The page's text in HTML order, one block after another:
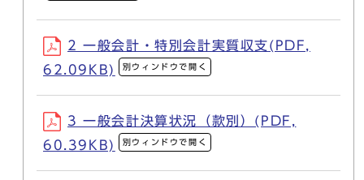
2 一般会計・特別会計実質収支(PDF,
62.09KB)
別ウィンドウで開く
3 一般会計決算状況（款別）(PDF,
60.39KB)
別ウィンドウで開く